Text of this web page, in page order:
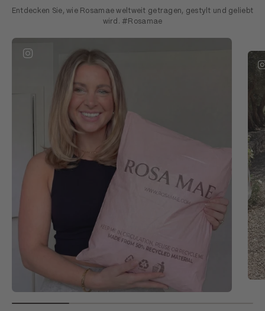
Entdecken Sie, wie Rosamae weltweit getragen, gestylt und geliebt
wird. #Rosamae